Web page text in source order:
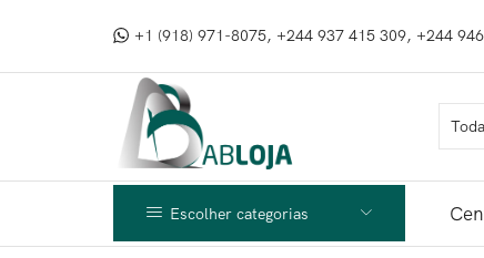
+1 (918) 971-8075, +244 937 415 309, +244
Escolher categorias